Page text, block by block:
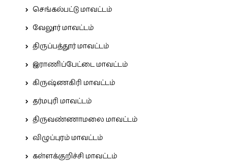
செங்கல்பட்டு மாவட்டம்
வேலூர் மாவட்டம்
திருப்பத்தூர் மாவட்டம்
இராணிப்பேட்டை மாவட்டம்
கிருஷ்ணகிரி மாவட்டம்
தர்மபுரி மாவட்டம்
திருவண்ணாமலை மாவட்டம்
விழுப்புரம் மாவட்டம்
கள்ளக்குறிச்சி மாவட்டம்